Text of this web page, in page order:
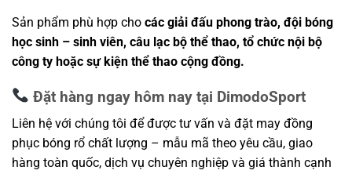
Sản phẩm phù hợp cho các giải đấu phong trào, đội bóng
học sinh – sinh viên, câu lạc bộ thể thao, tổ chức nội bộ
công ty hoặc sự kiện thể thao cộng đồng.
Đặt hàng ngay hôm nay tại DimodoSport
Liên hệ với chúng tôi để được tư vấn và đặt may đồng
phục bóng rổ chất lượng – mẫu mã theo yêu cầu, giao
hàng toàn quốc, dịch vụ chuyên nghiệp và giá thành cạnh